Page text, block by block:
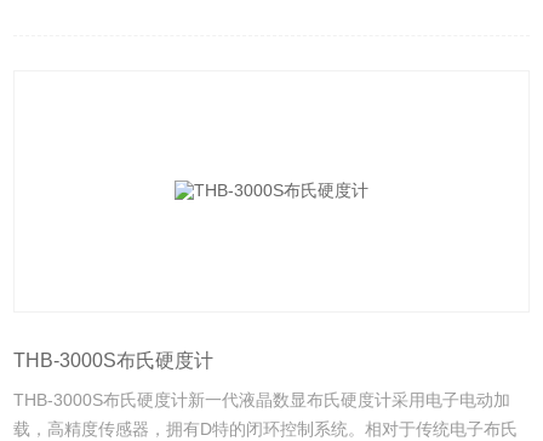
THB-3000S布氏硬度计
THB-3000S布氏硬度计新一代液晶数显布氏硬度计采用电子电动加
载，高精度传感器，拥有D特的闭环控制系统。相对于传统电子布氏